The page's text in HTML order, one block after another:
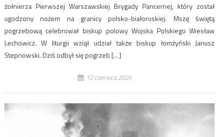
żołnierza Pierwszej Warszawskiej Brygady Pancernej, który został
ugodzony nożem na granicy polsko-białoruskiej. Mszę świętą
pogrzebową celebrował biskup polowy Wojska Polskiego Wiesław
Lechowicz. W liturgii wziął udział także biskup łomżyński Janusz
Stepnowski. Dziś odbył się pogrzeb […]
12 czerwca 2024